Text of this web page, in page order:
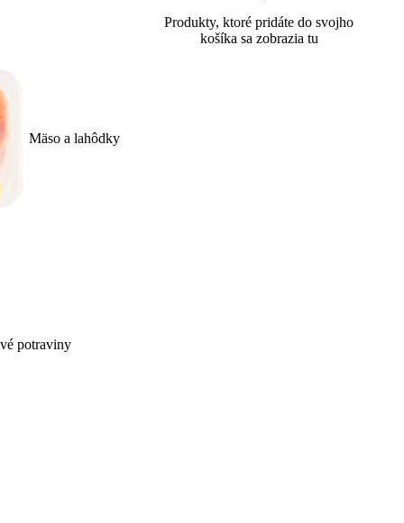
Mäso a lahôdky
potraviny
Produkty, ktoré pridáte do svojho
košíka sa zobrazia tu